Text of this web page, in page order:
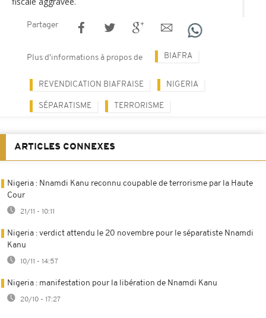
Partager
Plus d'informations à propos de BIAFRA
REVENDICATION BIAFRAISE NIGERIA
SÉPARATISME TERRORISME
ARTICLES CONNEXES
Nigeria : Nnamdi Kanu reconnu coupable de terrorisme par la Haute
Cour
21/11 - 10:11
Nigeria : verdict attendu le 20 novembre pour le séparatiste Nnamdi
Kanu
10/11 - 14:57
Nigeria : manifestation pour la libération de Nnamdi Kanu
20/10 - 17:27